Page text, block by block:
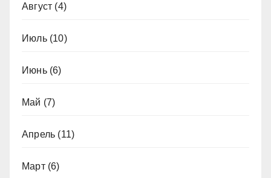
Август (4)
Июль(10)
Июнь(6)
Май (7)
Апрель (11)
Март(6)